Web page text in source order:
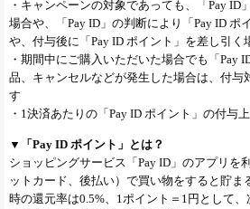
・キャンペーンの対象であっても、「Pay ID
場合や、「Pay ID」の判断により「Pay ID ポ
や、付与後に「Pay ID ポイント」を差し引く
・期間中にご購入いただいた場合でも「Pay
品、キャンセルなどが発生した場合は、付与
す
・1決済あたりの「Pay ID ポイント」の付与
▼「Pay ID ポイント」とは？
ショッピングサービス「Pay ID」のアプリを
ットカード、後払い）で買い物をすると貯ま
時の還元率は0.5%、1ポイント＝1円として、